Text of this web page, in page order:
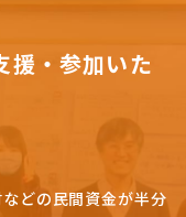
援・参加いた
どの民間資金が半分